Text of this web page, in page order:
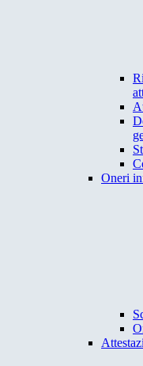
Oneri